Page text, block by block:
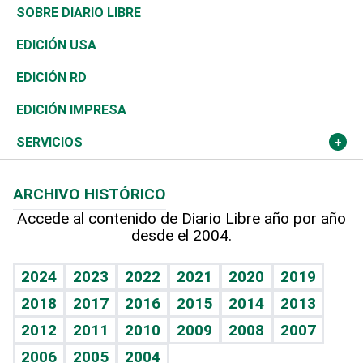
José Boquete
Reportajes
Asia
África
Ocenanía
Caribe
Resto del mundo
Consumo
Vivienda
Telecom.
Global y variable
Economía personal
Belleza
Buena Vida
Sociales
Novedades
Podcast Arte Libre
Hablando con el pediatra
Vida y familia
Eñe
Celebrando la vida
Golf
Ciclismo
Tenis
Olimpismo
Más deportes
TBT Deportivo
De buena tinta
En Directo
Frente al Statu Quo
El Espía
Noticiero Poteleche
Lecturas
Clima
Tecnología
Historia
Martes de tecnología
Cambio climático
Mundo
Economía
Revista
Deportes
Opinión
Hecho en casa
Guía del dinero
SOBRE DIARIO LIBRE
EDICIÓN USA
EDICIÓN RD
EDICIÓN IMPRESA
SERVICIOS
Cumpleaños
Horóscopos
Juegos
ARCHIVO HISTÓRICO
Accede al contenido de Diario Libre año por año
desde el 2004.
2024 2023 2022 2021 2020
2019
2018
2017 2016 2015 2014
2013
2012
2011 2010 2009 2008
2007
2006
2005 2004